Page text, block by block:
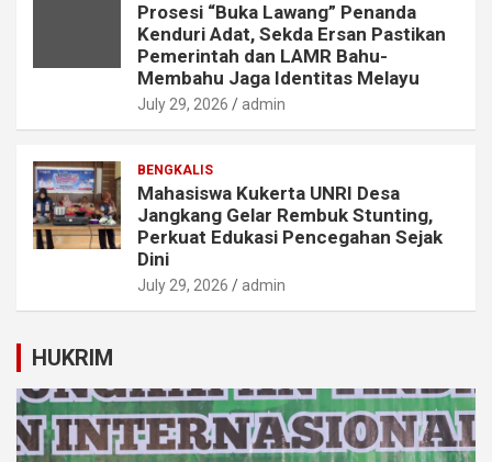
Prosesi “Buka Lawang” Penanda
Kenduri Adat, Sekda Ersan Pastikan
Pemerintah dan LAMR Bahu-
Membahu Jaga Identitas Melayu
July 29, 2026 admin
BENGKALIS
Mahasiswa Kukerta UNRI Desa
Jangkang Gelar Rembuk Stunting,
Perkuat Edukasi Pencegahan Sejak
Dini
July 29, 2026 admin
HUKRIM